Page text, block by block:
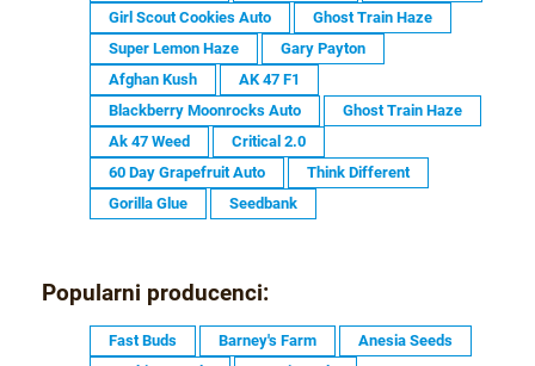
Girl Scout Cookies Auto
Ghost Train Haze
Super Lemon Haze
Gary Payton
Afghan Kush
AK 47 F1
Blackberry Moonrocks Auto
Ghost Train Haze
Ak 47 Weed
Critical 2.0
60 Day Grapefruit Auto
Think Different
Gorilla Glue
Seedbank
Popularni producenci:
Fast Buds Barney's Farm
Anesia Seeds